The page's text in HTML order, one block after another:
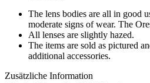
The lens bodies are all in good
moderate signs of wear. The
All lenses are slightly hazed.
The items are sold as pictured
additional accessories.
Zusätzliche Information